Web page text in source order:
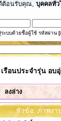
ต้อนรับคุณ, บุคคลทั่ว
ระบบด้วยชื่อผู้ใช้ รหัสผ่าน [
เรือนประจำรุ่น อบ
ลงล่าง
หัวข้อ: ภาพงา